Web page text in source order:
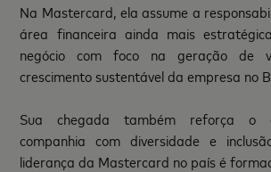
Na Mastercard, ela assume a
área financeira ainda mais
negócio com foco na geração de
crescimento sustentável da empresa no
Sua chegada também reforça o
companhia com diversidade e
liderança da Mastercard no país é